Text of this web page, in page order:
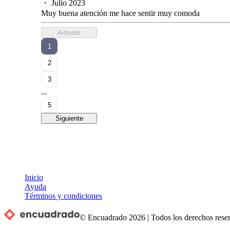
・ Julio 2023
Muy buena atención me hace sentir muy comoda
Anterior
1
2
3
...
5
Siguiente
Inicio
Ayuda
Términos y condiciones
© Encuadrado 2026 |Todos los derechos